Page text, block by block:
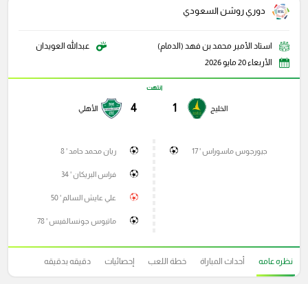
دوري روشن السعودي
استاد الأمير محمد بن فهد (الدمام)
عبدالله العويدان
الأربعاء 20 مايو 2026
الخليج 1
انتهت
4 الأهلي
جيورجوس ماسوراس ' 17 ريان محمد حامد ' 8
فراس البريكان ' 34
علي عايش السالم ' 50
ماتيوس جونسالفيس ' 78
نظره عامه أحداث المباراة خطة اللعب إحصائيات دقيقه بدقيقه